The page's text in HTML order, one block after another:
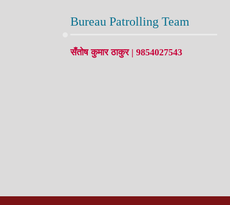
Bureau Patrolling Team
सँतोष कुमार ठाकुर | 9854027543